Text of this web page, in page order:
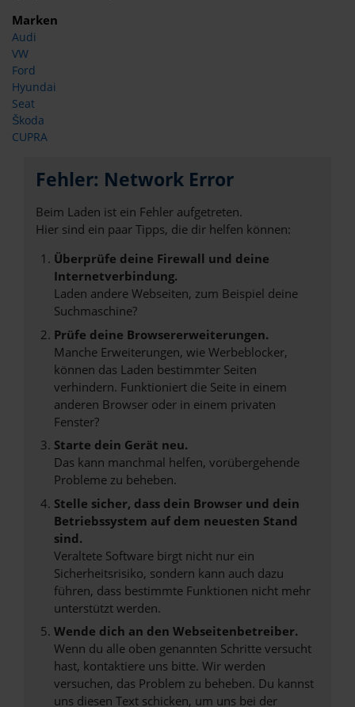
Marken
Audi
VW
Ford
Hyundai
Seat
Škoda
CUPRA
Fehler: Network Error
Beim Laden ist ein Fehler aufgetreten.
Hier sind ein paar Tipps, die dir helfen können:
Überprüfe deine Firewall und deine
Internetverbindung.
Laden andere Webseiten, zum Beispiel deine
Suchmaschine?
Prüfe deine Browsererweiterungen.
Manche Erweiterungen, wie Werbeblocker,
können das Laden bestimmter Seiten
verhindern. Funktioniert die Seite in einem
anderen Browser oder in einem privaten
Fenster?
Starte dein Gerät neu.
Das kann manchmal helfen, vorübergehende
Probleme zu beheben.
Stelle sicher, dass dein Browser und dein
Betriebssystem auf dem neuesten Stand
sind.
Veraltete Software birgt nicht nur ein
Sicherheitsrisiko, sondern kann auch dazu
führen, dass bestimmte Funktionen nicht mehr
unterstützt werden.
Wende dich an den Webseitenbetreiber.
Wenn du alle oben genannten Schritte versucht
hast, kontaktiere uns bitte. Wir werden
versuchen, das Problem zu beheben. Du kannst
uns diesen Text schicken, um uns bei der